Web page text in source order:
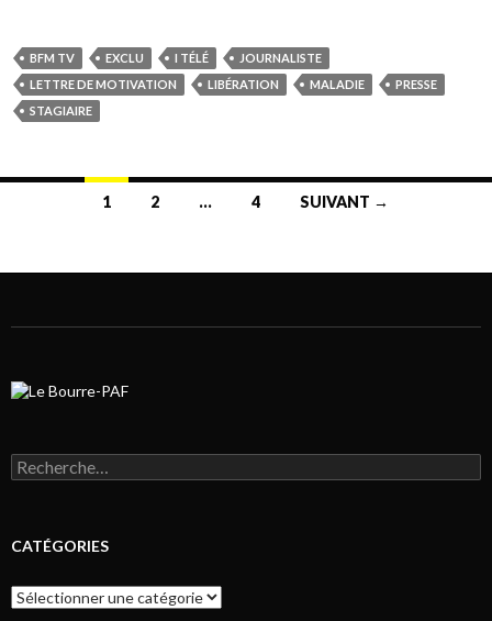
BFM TV EXCLU I TÉLÉ
JOURNALISTE
LETTRE DE MOTIVATION
LIBÉRATION MALADIE
PRESSE
STAGIAIRE
1 2 … 4 SUIVANT →
Rechercher :
CATÉGORIES
Catégories